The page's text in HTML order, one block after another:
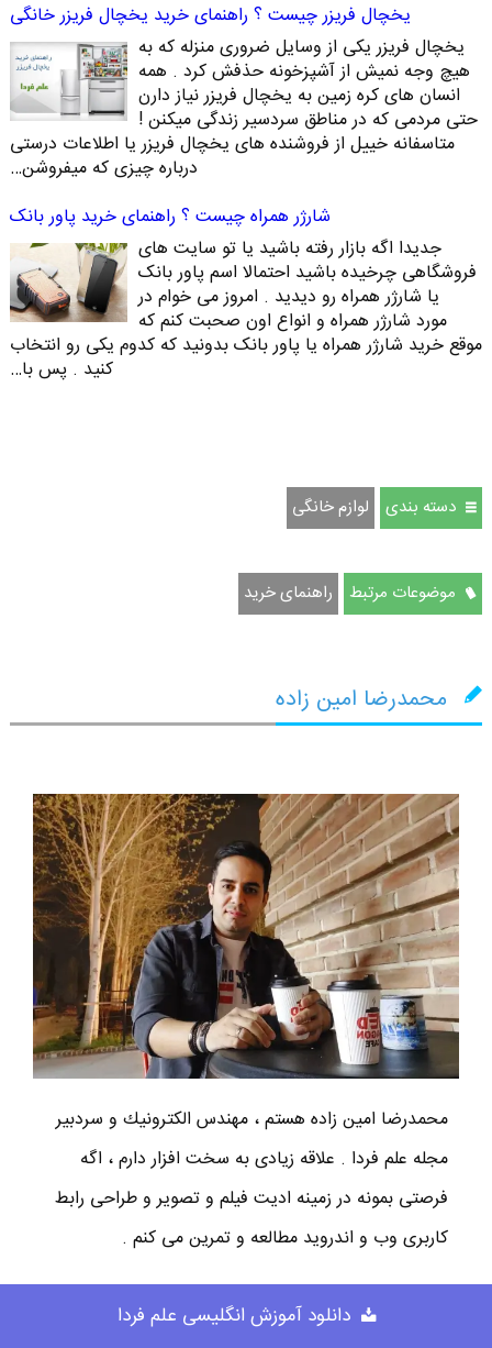
یخچال فریزر چیست ؟ راهنمای خرید یخچال فریزر خانگی
یخچال فریزر یکی از وسایل ضروری منزله که به
هیچ وجه نمیش از آشپزخونه حذفش کرد . همه
انسان های کره زمین به یخچال فریزر نیاز دارن
حتی مردمی که در مناطق سردسیر زندگی میکنن !
متاسفانه خییل از فروشنده های یخچال فریزر یا اطلاعات درستی
درباره چیزی که میفروشن…
شارژر همراه چیست ؟ راهنمای خرید پاور بانک
جدیدا اگه بازار رفته باشید یا تو سایت های
فروشگاهی چرخیده باشید احتمالا اسم پاور بانک
یا شارژر همراه رو دیدید . امروز می خوام در
مورد شارژر همراه و انواع اون صحبت کنم که
موقع خرید شارژر همراه یا پاور بانک بدونید که کدوم یکی رو انتخاب
کنید . پس با…
دسته بندی لوازم خانگی
موضوعات مرتبط راهنمای خرید
محمدرضا امین زاده
محمدرضا امين زاده هستم ، مهندس الكترونيك و سردبير
مجله علم فردا . علاقه زیادی به سخت افزار دارم ، اگه
فرصتی بمونه در زمینه ادیت فیلم و تصویر و طراحی رابط
کاربری وب و اندروید مطالعه و تمرین می کنم .
دانلود آموزش انگلیسی علم فردا